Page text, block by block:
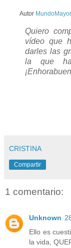
Autor MundoMayor
Quiero
vídeo que
darles las
la que
CRISTINA
Compartir
1 comentario:
Unknown
Ello es
la vida,